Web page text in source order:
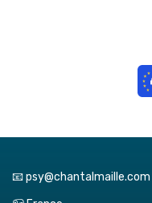
📧 psy@chantalmaille.com